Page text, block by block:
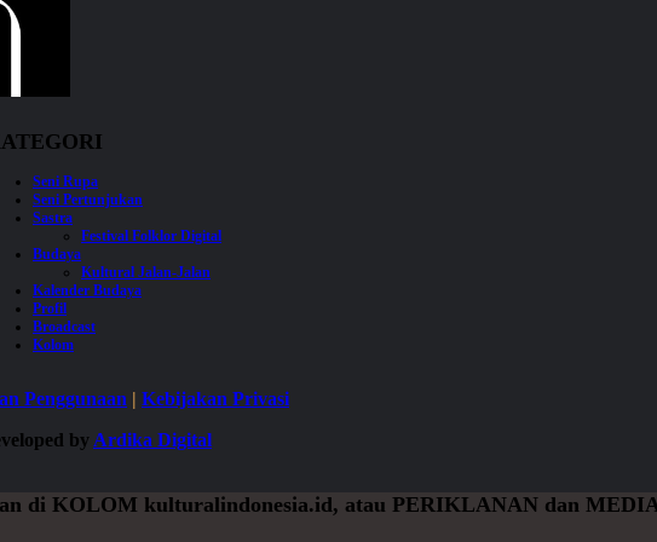
Seni Rupa
Seni Pertunjukan
Sastra
Festival Folklor Digital
Budaya
Kultural Jalan-Jalan
Kalender Budaya
Profil
Broadcast
Kolom
Penggunaan | Kebijakan Privasi
by Ardika Digital
di KOLOM kulturalindonesia.id, atau PERIKLANAN dan